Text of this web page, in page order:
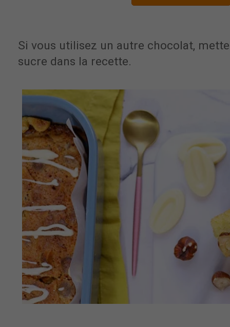
Si vous utilisez un autre chocolat,
sucre dans la recette.